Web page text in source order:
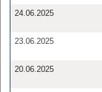
24.06.2025
23.06.2025
20.06.2025